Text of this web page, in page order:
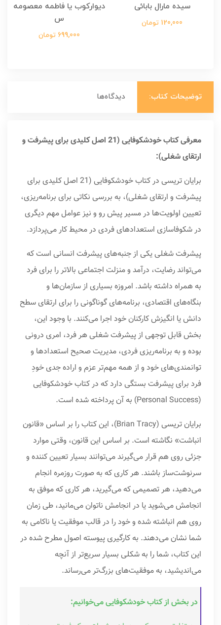
سیده مارال بابائی
120,000 تومان
دیوارکوب یا فاطمه معصومه
س
699,000 تومان
توضیحات کتاب: دیدگاه‌ها
معرفی کتاب خودشکوفایی (21 اصل کلیدی برای پیشرفت و
ارتقای شغلی):
برایان تریسی در کتاب خودشکوفایی (21 اصل کلیدی برای
پیشرفت و ارتقای شغلی)، به بررسی نکاتی برای برنامه‌ریزی،
تعیین اولویت‌ها در مسیر پیش رو و نیز عوامل مهم دیگری
در شکوفاسازی استعدادهای فردی در محیط کار می‌پردازد.
پیشرفت شغلی یکی از جنبه‌های پیشرفت انسانی است که
می‌تواند رضایت، درآمد و منزلت اجتماعی بالاتر را برای فرد
به همراه داشته باشد. امروزه بسیاری از سازمان‌ها و
بنگاه‌های اقتصادی، برنامه‌های گوناگونی را برای ارتقای سطح
دانش یا انگیزش کارکنان خود اجرا می‌کنند. با وجود این،
بخش قابل توجهی از پیشرفت شغلی هر فرد، امری درونی
بوده و به برنامه‌ریزی فردی، مدیریت صحیح استعدادها و
توانمندی‌های خود و از همه مهم‌تر عزم و اراده جدی خودِ
فرد برای پیشرفت بستگی دارد که در کتاب خودشکوفایی
(Personal Success) به آن پرداخته شده است.
برایان تریسی (Brian Tracy)، این کتاب را بر اساس «قانون
انباشت» نگاشته است. بر اساس این قانون، وقتی موارد
جزئی روی هم قرار می‌گیرند می‌توانند بسیار تعیین‌ کننده و
سرنوشت‌ساز باشند. هر کاری که به صورت روزمره انجام
می‌دهید، هر تصمیمی که می‌گیرید، هر کاری که موفق به
انجامش می‌شوید یا در انجامش ناتوان می‌مانید، طی زمان
روی هم انباشته شده و خود را در قالب موفقیت یا ناکامی به
شما نشان می‌دهند. به‌ کارگیری پیوسته اصول مطرح شده در
این کتاب، شما را به شکلی بسیار سریع‌تر از آنچه
می‌اندیشید، به موفقیت‌های بزرگ‌تر می‌رساند.
در بخش از کتاب خودشکوفایی می‌خوانیم: